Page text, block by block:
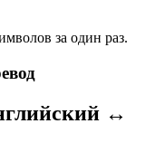
за один раз.
↔